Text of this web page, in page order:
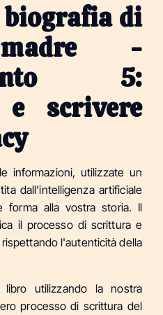
di
-
5:
e scrivere
informazioni, utilizzate un
dall'intelligenza artificiale
forma alla vostra storia. Il
il processo di scrittura e
l'autenticità della
utilizzando la nostra
processo di scrittura del